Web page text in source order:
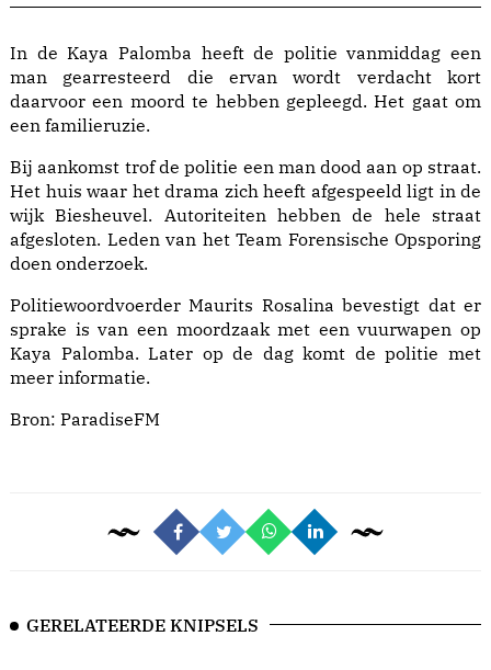
In de Kaya Palomba heeft de politie vanmiddag een
man gearresteerd die ervan wordt verdacht kort
daarvoor een moord te hebben gepleegd. Het gaat om
een familieruzie.
Bij aankomst trof de politie een man dood aan op straat.
Het huis waar het drama zich heeft afgespeeld ligt in de
wijk Biesheuvel. Autoriteiten hebben de hele straat
afgesloten. Leden van het Team Forensische Opsporing
doen onderzoek.
Politiewoordvoerder Maurits Rosalina bevestigt dat er
sprake is van een moordzaak met een vuurwapen op
Kaya Palomba. Later op de dag komt de politie met
meer informatie.
Bron: ParadiseFM
GERELATEERDE KNIPSELS